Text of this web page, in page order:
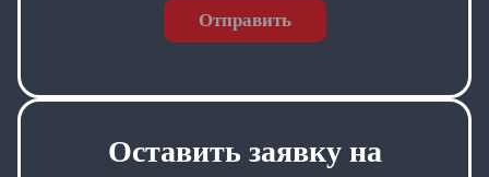
Отправить
Оставить заявку на